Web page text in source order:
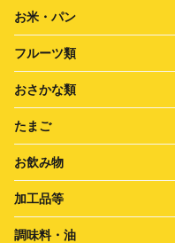
お米・パン
フルーツ類
おさかな類
たまご
お飲み物
加工品等
調味料・油